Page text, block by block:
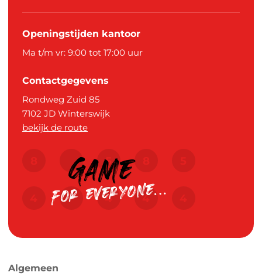
Openingstijden kantoor
Ma t/m vr: 9:00 tot 17:00 uur
Contactgegevens
Rondweg Zuid 85
7102 JD Winterswijk
bekijk de route
Algemeen